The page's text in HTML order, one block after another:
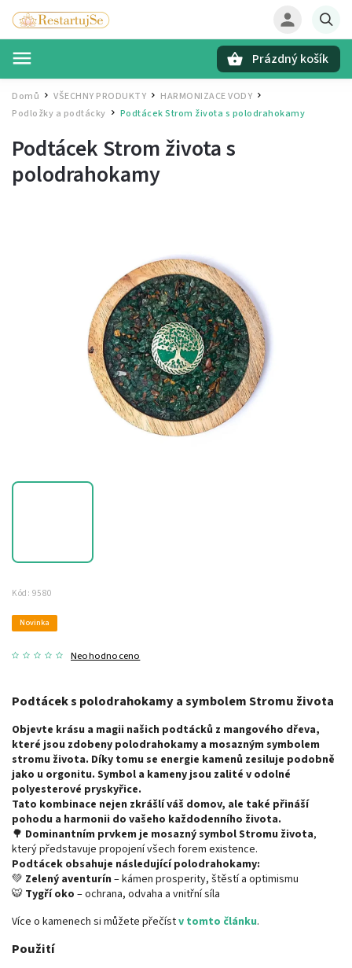
Prázdný košík
Domů / VŠECHNY PRODUKTY / HARMONIZACE VODY /
Podložky a podtácky
Podtácek Strom života s polodrahokamy
Podtácek Strom života s
polodrahokamy
Kód: 9580
Novinka
Neohodnoceno
Podtácek s polodrahokamy a symbolem Stromu života
Objevte krásu a magii našich podtácků z mangového dřeva,
které jsou zdobeny polodrahokamy a mosazným symbolem
stromu života. Díky tomu se energie kamenů zesiluje podobně
jako u orgonitu. Symbol a kameny jsou zalité v odolné
polyesterové pryskyřice.
Tato kombinace nejen zkrášlí váš domov, ale také přináší
pohodu a harmonii do vašeho každodenního života.
🌳 Dominantním prvkem je mosazný symbol Stromu života,
který představuje propojení všech forem existence.
Podtácek obsahuje následující polodrahokamy:
💚 Zelený aventurín – kámen prosperity, štěstí a optimismu
🐯 Tygří oko – ochrana, odvaha a vnitřní síla
Více o kamenech si můžete přečístv tomto článku.
Použití